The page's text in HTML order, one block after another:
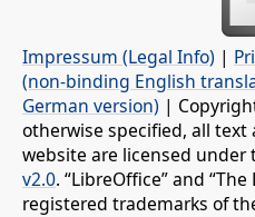
Impressum (Legal Info) |
(non-binding English
German version) |
otherwise specified, all text
website are licensed under
v2.0. “LibreOffice” and
registered trademarks of